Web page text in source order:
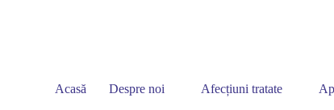
Acasă Despre noi Afecțiuni tratate